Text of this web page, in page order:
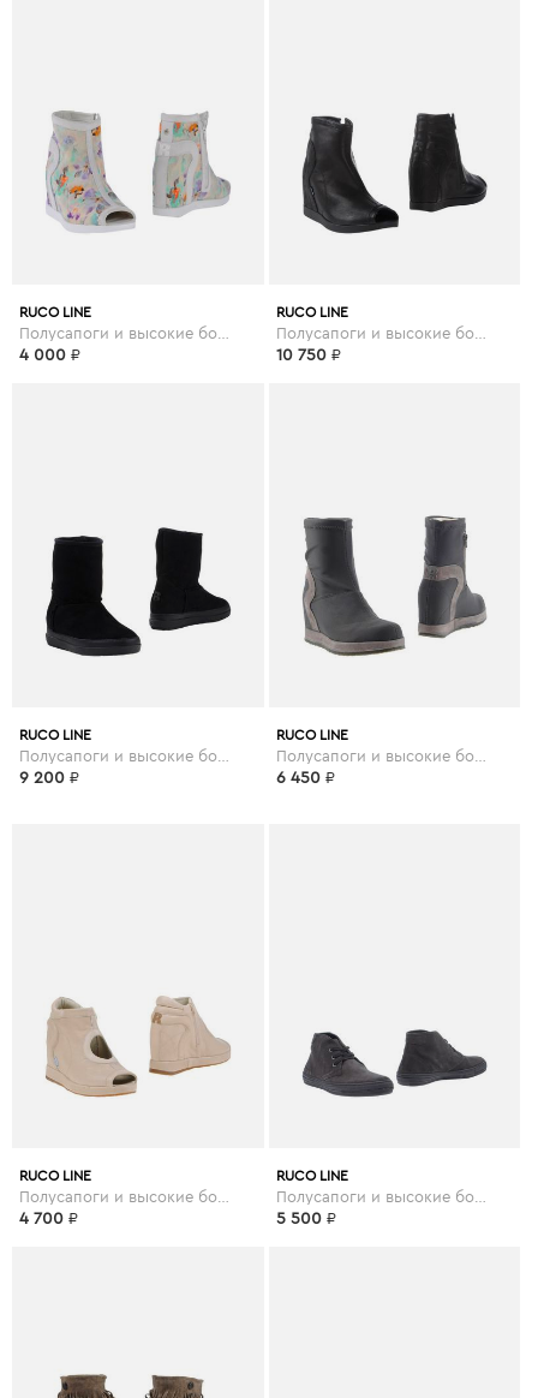
RUCO LINE
4 000 ₽
RUCO LINE
Полусапоги и высокие ботинки
10 750 ₽
RUCO LINE
9 200 ₽
RUCO LINE
Полусапоги и высокие ботинки
6 450 ₽
RUCO LINE
4 700 ₽
RUCO LINE
Полусапоги и высокие ботинки
5 500 ₽